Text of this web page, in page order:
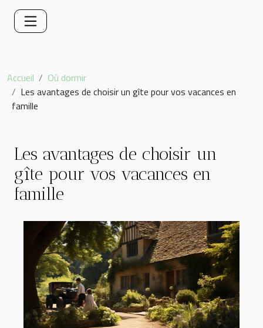
Accueil
Où dormir
Les avantages de choisir un gîte pour vos vacances en
famille
Les avantages de choisir un
gîte pour vos vacances en
famille